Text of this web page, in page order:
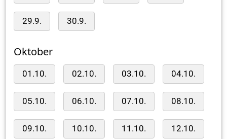
29.9. 30.9.
Oktober
01.10. 02.10. 03.10. 04.10.
05.10. 06.10. 07.10. 08.10.
09.10. 10.10. 11.10. 12.10.